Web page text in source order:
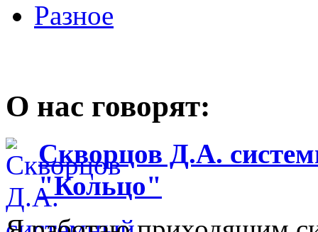
Разное
О нас говорят:
Скворцов Д.А.
"Кольцо"